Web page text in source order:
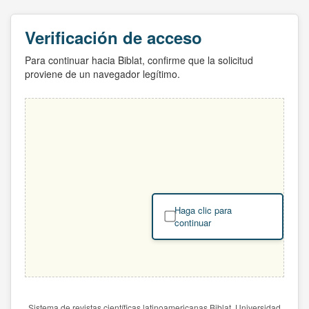
Verificación de acceso
Para continuar hacia Biblat, confirme que la solicitud
proviene de un navegador legítimo.
Haga clic para
continuar